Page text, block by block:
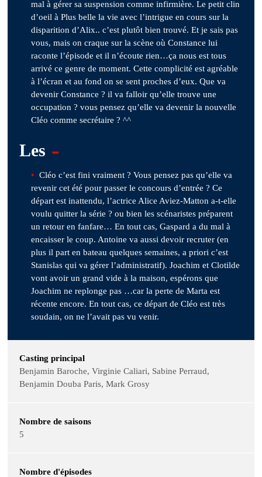
mal à gérer sa suspension comme infirmière. Le petit clin
d’oeil à Plus belle la vie avec l’intrigue en cours sur la
disparition d’Alix.. c’est plutôt bien trouvé. Et je sais pas
vous, mais on craque sur la scène où Constance lui
raconte l’épisode et il n’écoute rien…ça nous est tous
arrivé ce genre de moment. Cette complicité est agréable
à l’écran et au fond on se sent proches d’eux. Que va
devenir Constance ? il va falloir qu’elle trouve une
occupation ? vous pensez qu’elle va devenir la nouvelle
Cléo comme secrétaire ? ^^
Les -
Cléo c’est fini vraiment ? Vous pensez pas qu’elle va
revenir cet été pour passer le concours d’entrée ? Ce
départ est inattendu, l’actrice Alice Aviez-Matton a-t-elle
voulu quitter la série ? ou bien les scénaristes préparent
un retour en fanfare… En tout cas, Gaspard a du mal à
encaisser le coup. Antoine va aussi devoir recruter (en
plus il part en bateau quelques semaines, a priori c’est
Stanislas qui va gérer l’administratif). Joachim et Clotilde
vont avoir un grand vide à la maison, espérons que
Joachim ne replonge pas …car la perte de Marta est
récente encore. En tout cas, ce départ de Cléo est très
soudain, on ne l’avait pas vu venir.
Casting principal
Benjamin Baroche, Virginie Caliari, Sabine Perraud,
Benjamin Douba Paris, Mark Grosy
Nombre de saisons
5
Nombre d'épisodes